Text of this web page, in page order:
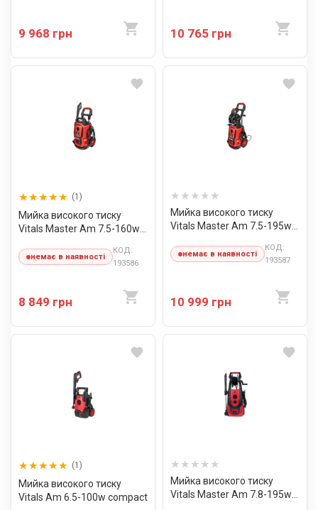
9 968 грн 10 765 грн
(1)
Мийка високого тиску
Vitals Master Am 7.5-160w
немає в наявності
КОД:
193586
8 849 грн
Мийка високого тиску
Vitals Master Am 7.5-195w
немає в наявності
КОД:
193587
10 999 грн
(1)
Мийка високого тиску
Vitals Am 6.5-100w compact
Мийка високого тиску
Vitals Master Am 7.8-195w